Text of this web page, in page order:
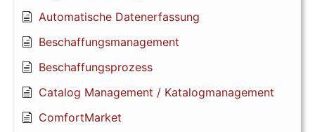
Automatische Datenerfassung
Beschaffungsmanagement
Beschaffungsprozess
Catalog Management / Katalogmanagement
ComfortMarket